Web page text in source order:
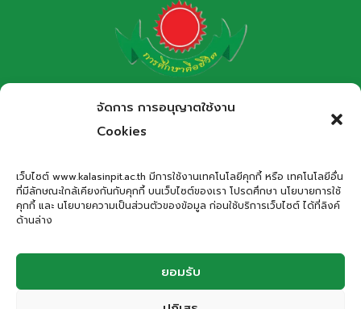
จัดการ การอนุญาตใช้งาน
Cookies
เว็บไซต์ www.kalasinpit.ac.th มีการใช้งานเทคโนโลยีคุกกี้ หรือ เทคโนโลยีอื่น
ที่มีลักษณะใกล้เคียงกันกับคุกกี้ บนเว็บไซต์ของเรา โปรดศึกษา นโยบายการใช้
คุกกี้ และ นโยบายความเป็นส่วนตัวของข้อมูล ก่อนใช้บริการเว็บไซต์ ได้ที่ลิงค์
ด้านล่าง
ยอมรับ
โรงเรียนกาฬสินธุ์พิทยาสรรพ์
สำนักงานเขตพื้นที่การศึกษามัธยมศึกษากาฬสินธุ์
ที่อยู่: เลขที่ 66 ถนนอรรถเปศล ตำบลกาฬสินธุ์ อำเภอเมือง
กาฬสินธุ์ จังหวัดกาฬสินธุ์ 46000
office.kps@kalasinpit.ac.th